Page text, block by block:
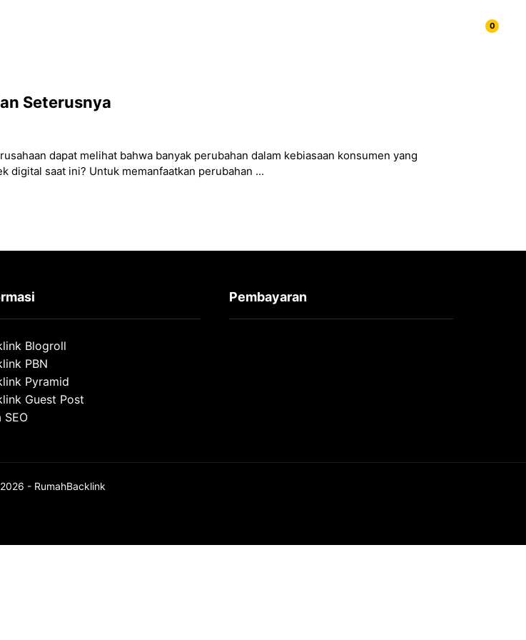
0
Seterusnya
dapat melihat bahwa banyak perubahan dalam kebiasaan konsumen yang
digital saat ini? Untuk memanfaatkan perubahan ...
Blogroll
PBN
Pyramid
Guest Post
SEO
Pembayaran
- RumahBacklink